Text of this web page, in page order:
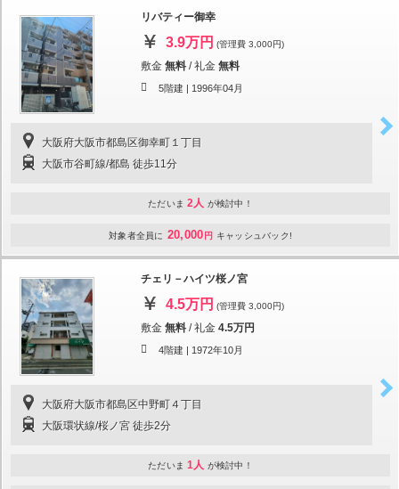
リバティー御幸
3.9万円 (管理費 3,000円)
敷金 無料 /礼金 無料
5階建 | 1996年04月
大阪府大阪市都島区御幸町１丁目
大阪市谷町線/都島 徒歩11分
ただいま 2人 が検討中！
対象者全員に 20,000 円 キャッシュバック!
チェリ－ハイツ桜ノ宮
4.5万円 (管理費 3,000円)
敷金 無料 /礼金 4.5万円
4階建 | 1972年10月
大阪府大阪市都島区中野町４丁目
大阪環状線/桜ノ宮 徒歩2分
ただいま 1人 が検討中！